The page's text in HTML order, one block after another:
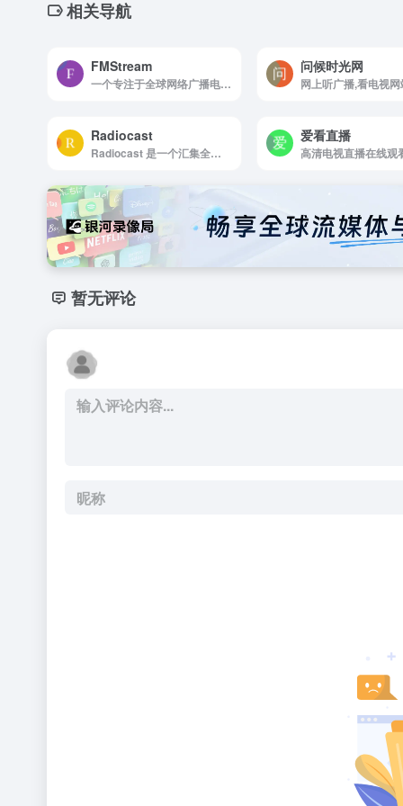
相关导航
FMStream
一个专注于全球网络广播电台流媒体聚合的在线目录平台，致力于为听众提供便捷、多样、高质量的广播收听体验。
问候时光网
网上听广播,看电视网
Radiocast
Radiocast 是一个汇集全球广播电台的在线平台，为广播爱好者提供了一个探索世界各地声音的独特方式，用户可以轻松发现和收听来自全球超过8000个广播电台的节目内容。
爱看直播
高清电视直播在线观
暂无评论